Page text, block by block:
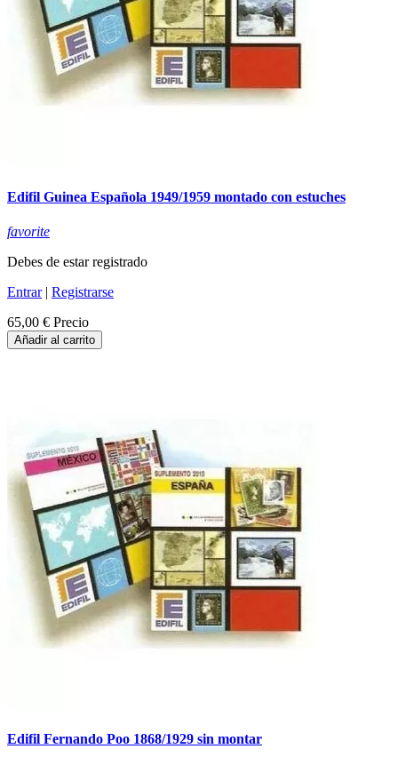
Edifil Guinea Española 1949/1959 montado con estuches
favorite
Debes de estar registrado
Entrar| Registrarse
65,00 € Precio
Añadir al carrito
Edifil Fernando Poo 1868/1929 sin montar